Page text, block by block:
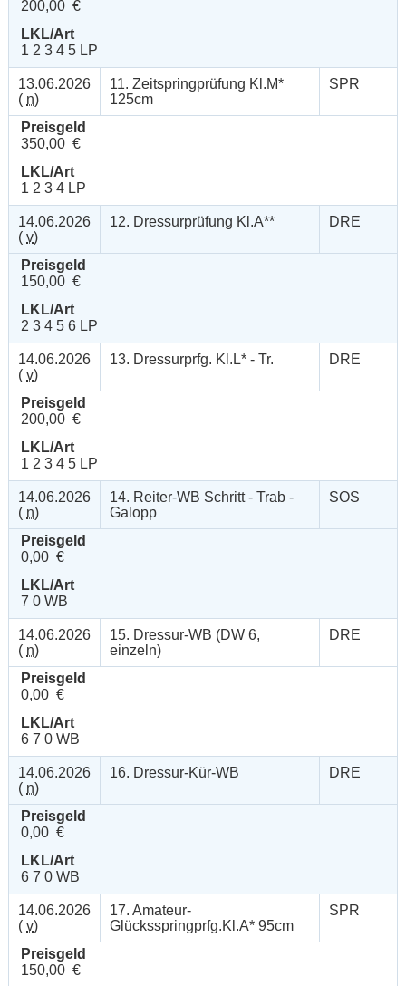
200,00 €
LKL/Art
1 2 3 4 5 LP
13.06.2026
( n)
11. Zeitspringprüfung Kl.M*
125cm
SPR
Preisgeld
350,00 €
LKL/Art
1 2 3 4 LP
14.06.2026
( v)
12. Dressurprüfung Kl.A** DRE
Preisgeld
150,00 €
LKL/Art
2 3 4 5 6 LP
14.06.2026
( v)
13. Dressurprfg. Kl.L* - Tr. DRE
Preisgeld
200,00 €
LKL/Art
1 2 3 4 5 LP
14.06.2026
( n)
14. Reiter-WB Schritt - Trab -
Galopp
SOS
Preisgeld
0,00 €
LKL/Art
7 0 WB
14.06.2026
( n)
15. Dressur-WB (DW 6,
einzeln)
DRE
Preisgeld
0,00 €
LKL/Art
6 7 0 WB
14.06.2026
( n)
16. Dressur-Kür-WB DRE
Preisgeld
0,00 €
LKL/Art
6 7 0 WB
14.06.2026
( v)
17. Amateur-
Glücksspringprfg.Kl.A* 95cm
SPR
Preisgeld
150,00 €